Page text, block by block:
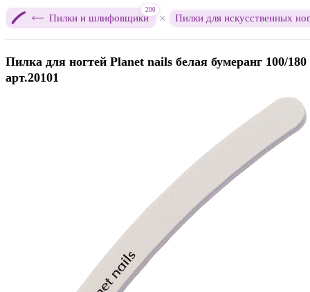
Пилки и шлифовщики
200
× Пилки для искусственных
Пилка для ногтей Planet nails белая бумеранг 100/180
арт.20101